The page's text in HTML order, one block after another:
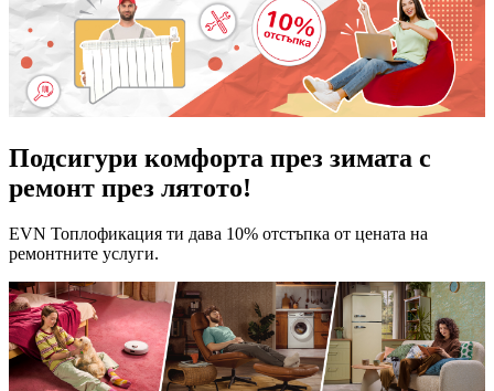
Подсигури комфорта през зимата с
ремонт през лятото!
EVN Топлофикация ти дава 10% отстъпка от цената на
ремонтните услуги.